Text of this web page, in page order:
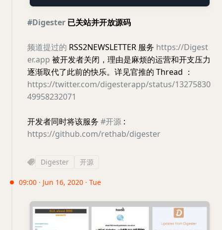
#Digester 已关站并开放源码
频道提过的 RSS2NEWSLETTER 服务 https://Digest
er.app 被开发者关闭，理由是麻烦的运营和开支压力
逐渐取代了此前的快乐。详见官推的 Thread ：
https://twitter.com/digesterapp/status/13275830
49958232071
开发者同时将该服务 #开源 :
https://github.com/rethab/digester
Digester 开源
09:00 · Jun 16, 2020 · Tue